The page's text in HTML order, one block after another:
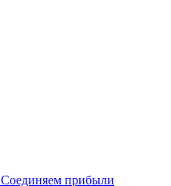
Соединяем прибыли